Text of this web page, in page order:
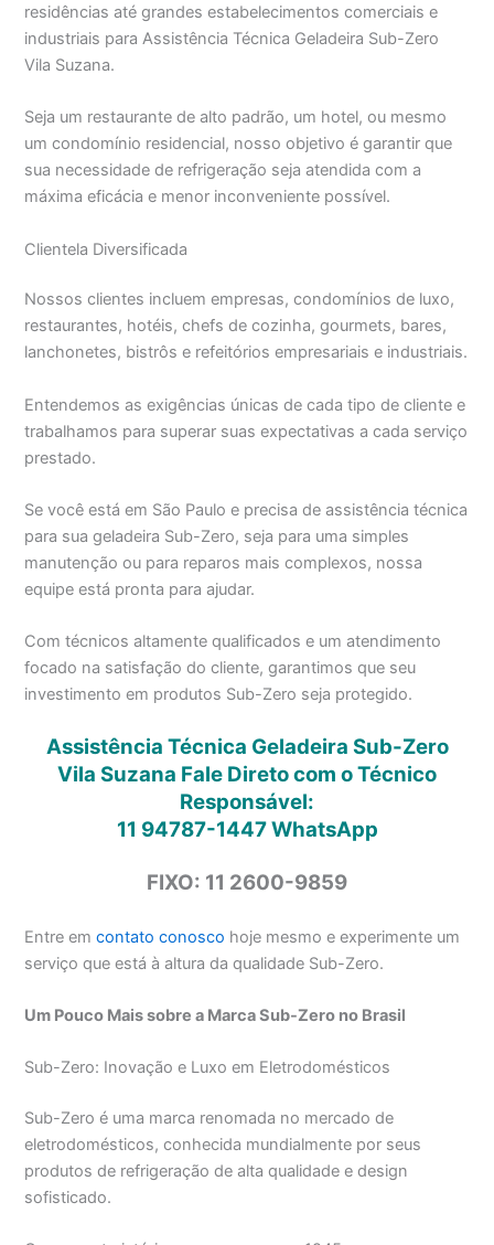
residências até grandes estabelecimentos comerciais e
industriais para Assistência Técnica Geladeira Sub-Zero
Vila Suzana.
Seja um restaurante de alto padrão, um hotel, ou mesmo
um condomínio residencial, nosso objetivo é garantir que
sua necessidade de refrigeração seja atendida com a
máxima eficácia e menor inconveniente possível.
Clientela Diversificada
Nossos clientes incluem empresas, condomínios de luxo,
restaurantes, hotéis, chefs de cozinha, gourmets, bares,
lanchonetes, bistrôs e refeitórios empresariais e industriais.
Entendemos as exigências únicas de cada tipo de cliente e
trabalhamos para superar suas expectativas a cada serviço
prestado.
Se você está em São Paulo e precisa de assistência técnica
para sua geladeira Sub-Zero, seja para uma simples
manutenção ou para reparos mais complexos, nossa
equipe está pronta para ajudar.
Com técnicos altamente qualificados e um atendimento
focado na satisfação do cliente, garantimos que seu
investimento em produtos Sub-Zero seja protegido.
Assistência Técnica Geladeira Sub-Zero
Vila Suzana Fale Direto com o Técnico
Responsável:
11 94787-1447WhatsApp
FIXO: 11 2600-9859
Entre emcontato conosco hoje mesmo e experimente um
serviço que está à altura da qualidade Sub-Zero.
Um Pouco Mais sobre a Marca Sub-Zero no Brasil
Sub-Zero: Inovação e Luxo em Eletrodomésticos
Sub-Zero é uma marca renomada no mercado de
eletrodomésticos, conhecida mundialmente por seus
produtos de refrigeração de alta qualidade e design
sofisticado.